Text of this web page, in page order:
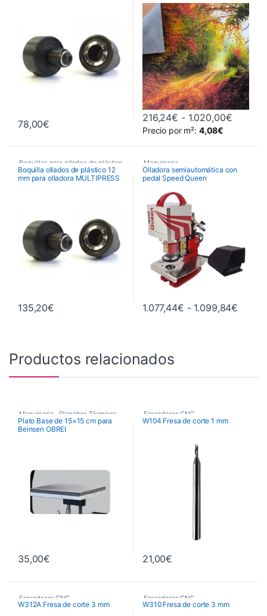
78,00€
,Telas y Sublimación
216,24€ - 1.020,00€Rango
Precio por m²: 4,08€
Este producto tiene múltiples
Boquillas para ollados de plástico
,Maquinaria,
Boquilla ollados de plástico 12
mm para olladora MULTIPRESS
135,20€
Maquinaria
Maquinaria de Acabados
Olladoras,Semiautomáticas
Olladora semiautomática con
pedal Speed Queen
1.077,44€ - 1.099,84€
Este producto tiene múltiples
Productos relacionados
Maquinaria Planchas Térmicas
Recambios Planchas
Plato Base de 15×15 cm para
Beinsen OBREI
35,00€
Fresadoras CNC
W104 Fresa de corte 1 mm
21,00€
Fresadoras CNC
W312A Fresa de corte 3 mm
Fresadoras CNC
W310 Fresa de corte 3 mm